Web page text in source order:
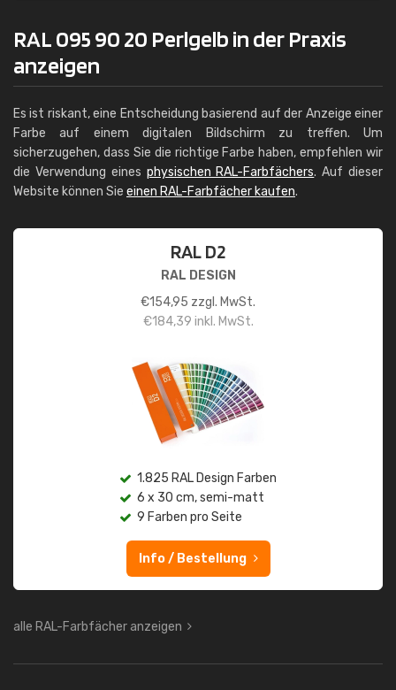
RAL 095 90 20 Perlgelb in der Praxis
anzeigen
Es ist riskant, eine Entscheidung basierend auf der Anzeige einer
Farbe auf einem digitalen Bildschirm zu treffen. Um
sicherzugehen, dass Sie die richtige Farbe haben, empfehlen wir
die Verwendung eines physischen RAL-Farbfächers. Auf dieser
Website können Sie einen RAL-Farbfächer kaufen.
RAL D2
RAL DESIGN
€154,95 zzgl. MwSt.
€184,39 inkl. MwSt.
1.825 RAL Design Farben
6 x 30 cm, semi-matt
9 Farben pro Seite
Info / Bestellung
alle RAL-Farbfächer anzeigen